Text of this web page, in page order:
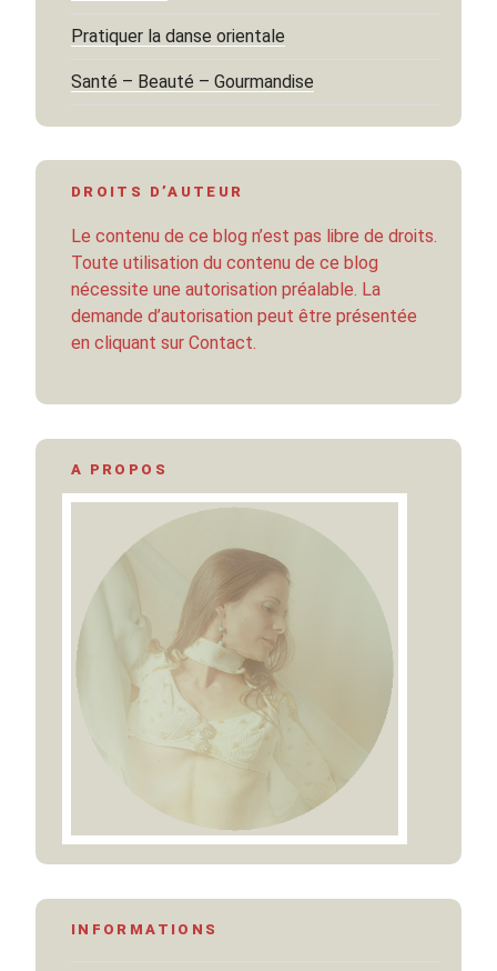
Pratiquer la danse orientale
Santé – Beauté – Gourmandise
DROITS D’AUTEUR
Le contenu de ce blog n’est pas libre de droits.
Toute utilisation du contenu de ce blog
nécessite une autorisation préalable. La
demande d’autorisation peut être présentée
en cliquant sur Contact.
A PROPOS
INFORMATIONS